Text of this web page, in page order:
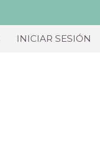
INICIAR SESIÓN